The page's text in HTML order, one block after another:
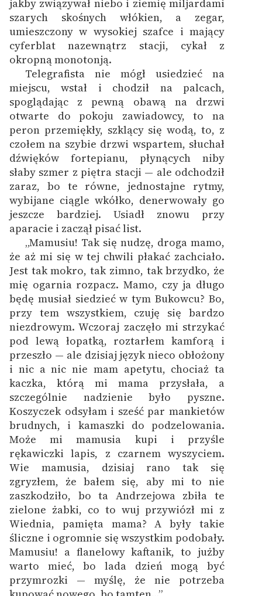
twórców przechodzących
do domeny publicznej,
lektur szkolnych oraz
Starego Testamentu
Odkurzamy bohaterów
Szkoła Poezji Wolnych
Lektur
O nas
Kontakt
O projekcie
Zespół
Zasady wykorzystania
Wolnych Lektur
Logotypy
Materiały promocyjne
Polityka prywatności
Regulamin biblioteki
Dane fundacji i
sprawozdania finansowe
Regulamin darowizn
Informacja o treściach
wrażliwych
Deklaracja dostępności
jakby związywał niebo i ziemię miljardami
szarych skośnych włókien, a zegar,
umieszczony w wysokiej szafce i mający
cyferblat nazewnątrz stacji, cykał z
okropną monotonją.
Telegrafista nie mógł usiedzieć na
miejscu, wstał i chodził na palcach,
spoglądając z pewną obawą na drzwi
otwarte do pokoju zawiadowcy, to na
peron przemiękły, szklący się wodą, to, z
czołem na szybie drzwi wspartem, słuchał
dźwięków fortepianu, płynących niby
słaby szmer z piętra stacji — ale odchodził
zaraz, bo te równe, jednostajne rytmy,
wybijane ciągle wkółko, denerwowały go
jeszcze bardziej. Usiadł znowu przy
aparacie i zaczął pisać list.
„Mamusiu! Tak się nudzę, droga mamo,
że aż mi się w tej chwili płakać zachciało.
Jest tak mokro, tak zimno, tak brzydko, że
mię ogarnia rozpacz. Mamo, czy ja długo
będę musiał siedzieć w tym Bukowcu? Bo,
przy tem wszystkiem, czuję się bardzo
niezdrowym. Wczoraj zaczęło mi strzykać
pod lewą łopatką, roztarłem kamforą i
przeszło — ale dzisiaj język nieco obłożony
i nic a nic nie mam apetytu, chociaż ta
kaczka, którą mi mama przysłała, a
szczególnie nadzienie było pyszne.
Koszyczek odsyłam i sześć par mankietów
brudnych, i kamaszki do podzelowania.
Może mi mamusia kupi i przyśle
rękawiczki lapis, z czarnem wyszyciem.
Wie mamusia, dzisiaj rano tak się
zgryzłem, że bałem się, aby mi to nie
zaszkodziło, bo ta Andrzejowa zbiła te
zielone żabki, co to wuj przywiózł mi z
Wiednia, pamięta mama? A były takie
śliczne i ogromnie się wszystkim podobały.
Mamusiu! a flanelowy kaftanik, to jużby
warto mieć, bo lada dzień mogą być
przymrozki — myślę, że nie potrzeba